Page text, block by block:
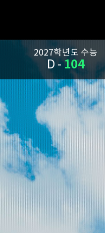
2027학년도 수능
D -104